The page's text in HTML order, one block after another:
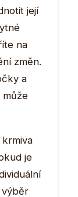
její
na
změn.
a
může
je
výběr